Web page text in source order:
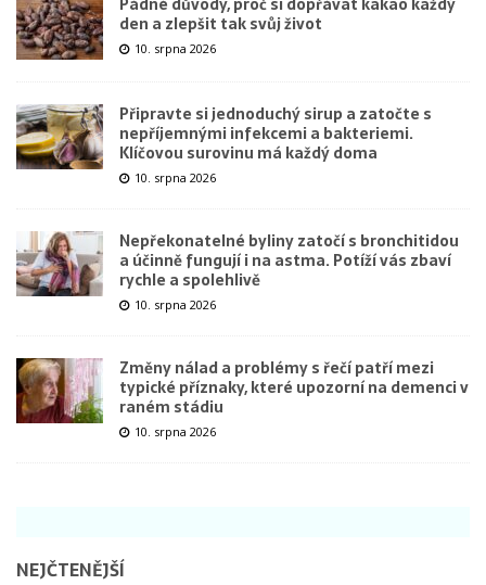
den a zlepšit tak svůj život
10. srpna 2026
Připravte si jednoduchý sirup a zatočte s
nepříjemnými infekcemi a bakteriemi.
Klíčovou surovinu má každý doma
10. srpna 2026
Nepřekonatelné byliny zatočí s bronchitidou
a účinně fungují i na astma. Potíží vás zbaví
rychle a spolehlivě
10. srpna 2026
Změny nálad a problémy s řečí patří mezi
typické příznaky, které upozorní na demenci v
raném stádiu
10. srpna 2026
NEJČTENĚJŠÍ